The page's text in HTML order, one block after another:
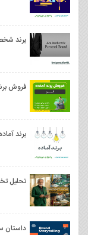
برند
فروش
برند
تحلیل
داستان